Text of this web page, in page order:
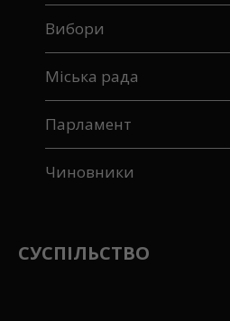
Вибори
Міська рада
Парламент
Чиновники
СУСПІЛЬСТВО